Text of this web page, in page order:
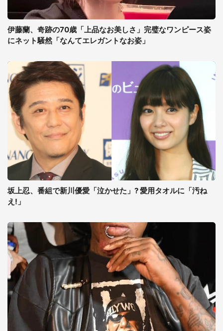
伊藤蘭、奇跡の70歳「上品なお美しさ」完璧なワンピース姿
にネット騒然「なんてエレガントなお姿」
坂上忍、番組で新川優愛「泣かせた」? 愛用タオルに「汚ね
え!」